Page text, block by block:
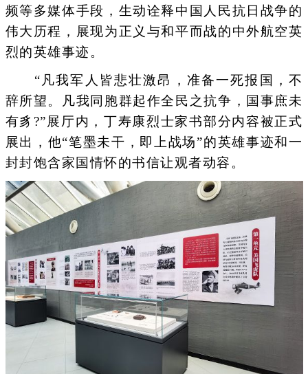
频等多媒体手段，生动诠释中国人民抗日战争的
伟大历程，展现为正义与和平而战的中外航空英
烈的英雄事迹。
“凡我军人皆悲壮激昂，准备一死报国，不
辞所望。凡我同胞群起作全民之抗争，国事庶未
有豸?”展厅内，丁寿康烈士家书部分内容被正式
展出，他“笔墨未干，即上战场”的英雄事迹和一
封封饱含家国情怀的书信让观者动容。